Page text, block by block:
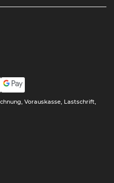
Vorauskasse, Lastschrift,